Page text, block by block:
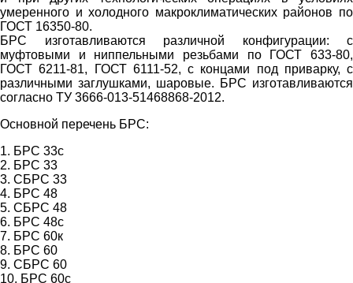
умеренного и холодного макроклиматических районов по
ГОСТ 16350-80.
БРС изготавливаются различной конфигурации: с
муфтовыми и ниппельными резьбами по ГОСТ 633-80,
ГОСТ 6211-81, ГОСТ 6111-52, с концами под приварку, с
различными заглушками, шаровые. БРС изготавливаются
согласно ТУ 3666-013-51468868-2012.
Основной перечень БРС:
1. БРС 33с
2. БРС 33
3. СБРС 33
4. БРС 48
5. СБРС 48
6. БРС 48с
7. БРС 60к
8. БРС 60
9. СБРС 60
10. БРС 60с